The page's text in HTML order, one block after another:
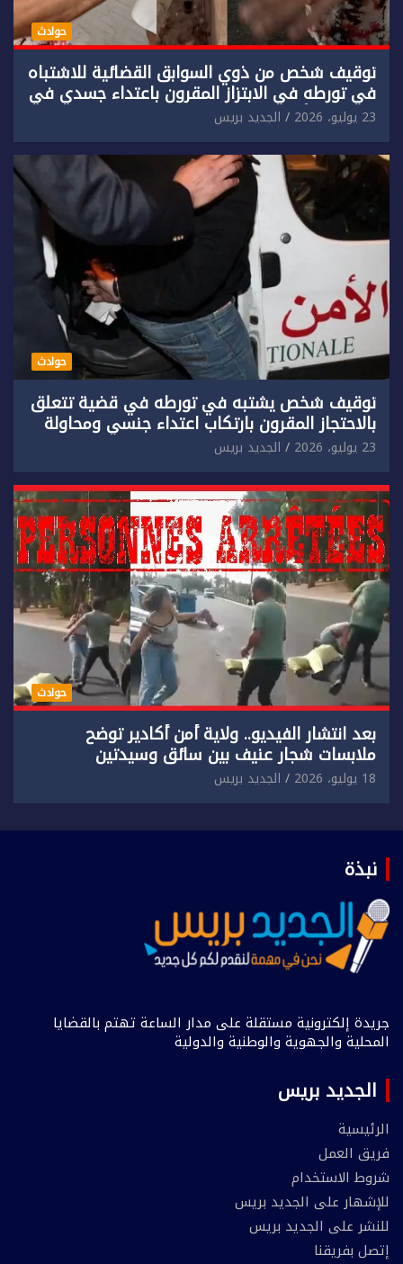
حوادث
توقيف شخص من ذوي السوابق القضائية للاشتباه
في تورطه في الابتزاز المقرون باعتداء جسدي في
حق سائح أجنبي.
23 يوليو، 2026 الجديد بريس
حوادث
توقيف شخص يشتبه في تورطه في قضية تتعلق
بالاحتجاز المقرون بارتكاب اعتداء جنسي ومحاولة
إضرام النار عمدا.
23 يوليو، 2026 الجديد بريس
حوادث
بعد انتشار الفيديو.. ولاية أمن أكادير توضح
ملابسات شجار عنيف بين سائق وسيدتين
18 يوليو، 2026 الجديد بريس
نبذة
جريدة إلكترونية مستقلة على مدار الساعة تهتم بالقضايا
المحلية والجهوية والوطنية والدولية
الجديد بريس
الرئيسية
فريق العمل
شروط الاستخدام
للإشهار على الجديد بريس
للنشر على الجديد بريس
إتصل بفريقنا